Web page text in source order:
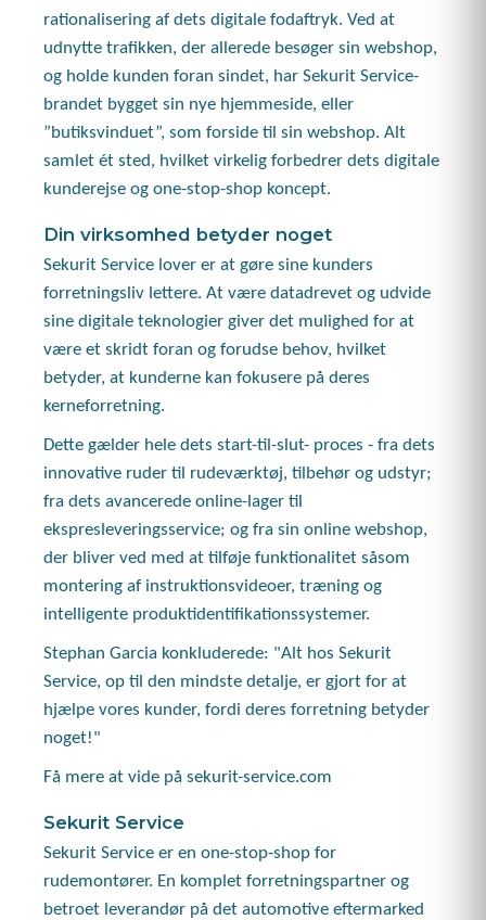
rationalisering af dets digitale fodaftryk. Ved at
udnytte trafikken, der allerede besøger sin webshop,
og holde kunden foran sindet, har Sekurit Service-
brandet bygget sin nye hjemmeside, eller
”butiksvinduet”, som forside til sin webshop. Alt
samlet ét sted, hvilket virkelig forbedrer dets digitale
kunderejse og one-stop-shop koncept.
Din virksomhed betyder noget
Sekurit Service lover er at gøre sine kunders
forretningsliv lettere. At være datadrevet og udvide
sine digitale teknologier giver det mulighed for at
være et skridt foran og forudse behov, hvilket
betyder, at kunderne kan fokusere på deres
kerneforretning.
Dette gælder hele dets start-til-slut- proces - fra dets
innovative ruder til rudeværktøj, tilbehør og udstyr;
fra dets avancerede online-lager til
ekspresleveringsservice; og fra sin online webshop,
der bliver ved med at tilføje funktionalitet såsom
montering af instruktionsvideoer, træning og
intelligente produktidentifikationssystemer.
Stephan Garcia konkluderede: "Alt hos Sekurit
Service, op til den mindste detalje, er gjort for at
hjælpe vores kunder, fordi deres forretning betyder
noget!"
Få mere at vide på sekurit-service.com
Sekurit Service
Sekurit Service er en one-stop-shop for
rudemontører. En komplet forretningspartner og
betroet leverandør på det automotive eftermarked